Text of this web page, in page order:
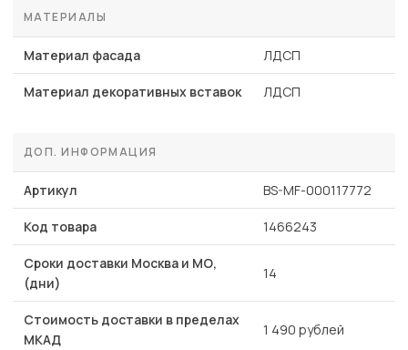
МАТЕРИАЛЫ
Материал фасада ЛДСП
Материал декоративных вставок ЛДСП
ДОП. ИНФОРМАЦИЯ
Артикул BS-MF-000117772
Код товара 1466243
Сроки доставки Москва и МО,
(дни)
14
Стоимость доставки в пределах
МКАД
1 490 рублей